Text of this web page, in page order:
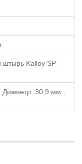
штырь Kalloy SP-
30,9 мм.,